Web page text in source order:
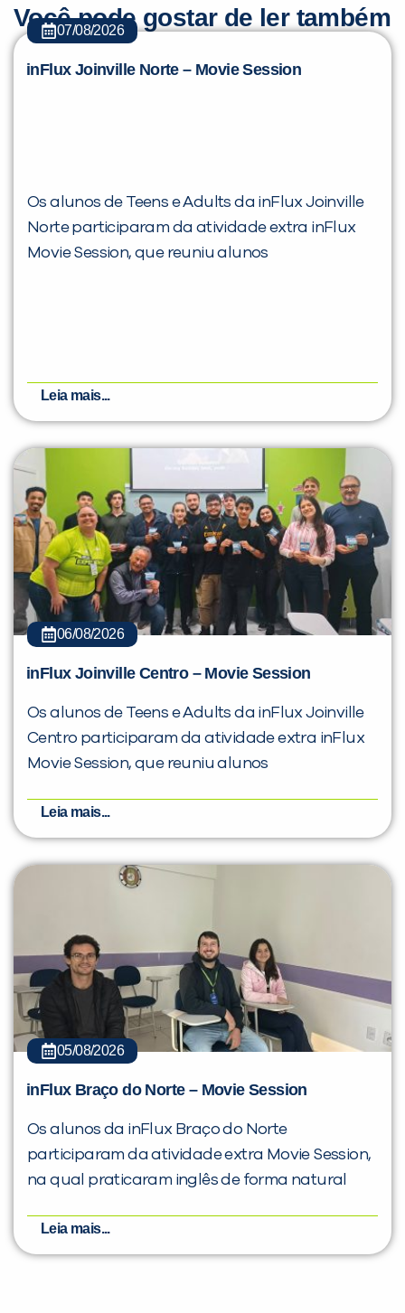
Você pode gostar de ler também
07/08/2026
inFlux Joinville Norte – Movie Session
Os alunos de Teens e Adults da inFlux Joinville
Norte participaram da atividade extra inFlux
Movie Session, que reuniu alunos
Leia mais...
06/08/2026
inFlux Joinville Centro – Movie Session
Os alunos de Teens e Adults da inFlux Joinville
Centro participaram da atividade extra inFlux
Movie Session, que reuniu alunos
Leia mais...
05/08/2026
inFlux Braço do Norte – Movie Session
Os alunos da inFlux Braço do Norte
participaram da atividade extra Movie Session,
na qual praticaram inglês de forma natural
Leia mais...